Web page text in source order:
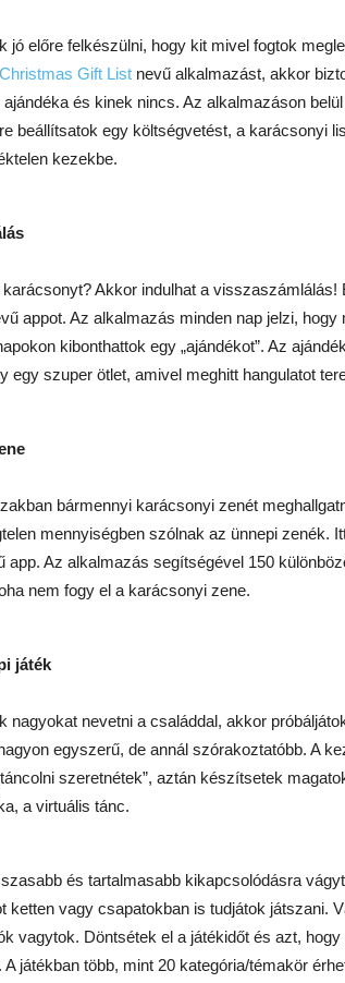
jó előre felkészülni, hogy kit mivel fogtok
Christmas Gift List nevű alkalmazást, akkor
és kinek nincs. Az alkalmazáson
beállítsatok egy költségvetést, a karácsonyi
kezekbe.
Akkor indulhat a visszaszámlálás!
appot. Az alkalmazás minden nap jelzi,
kibonthattok egy „ajándékot”. Az
egy szuper ötlet, amivel meghitt hangulatot
bármennyi karácsonyi zenét
mennyiségben szólnak az ünnepi zenék.
app. Az alkalmazás segítségével 150
nem fogy el a karácsonyi zene.
játék
nagyokat nevetni a családdal, akkor
egyszerű, de annál szórakoztatóbb. A
szeretnétek”, aztán készítsetek
a virtuális tánc.
és tartalmasabb kikapcsolódásra
ketten vagy csapatokban is tudjátok játszani.
vagytok. Döntsétek el a játékidőt és azt,
játékban több, mint 20 kategória/témakör